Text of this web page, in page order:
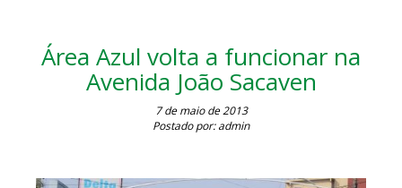
Área Azul volta a funcionar na
Avenida João Sacaven
7 de maio de 2013
Postado por: admin